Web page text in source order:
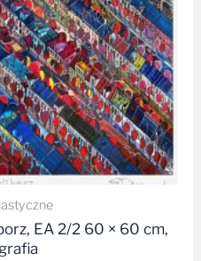
EA 2/2 60 × 60 cm,